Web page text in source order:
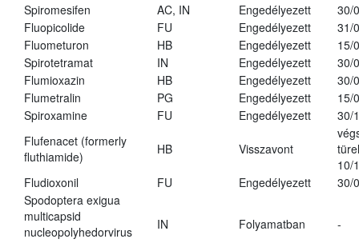
Spiromesifen
AC, IN Engedélyezett
30/
Fluopicolide
FU Engedélyezett
31/
Fluometuron
HB Engedélyezett
15/
Spirotetramat
IN Engedélyezett
30/
Flumioxazin
HB Engedélyezett
30/
Flumetralin
PG Engedélyezett
15/
Spiroxamine
FU Engedélyezett
30/
Flufenacet (formerly
fluthiamide)
HB Visszavont
10/
Fludioxonil
FU Engedélyezett
30/
Spodoptera exigua
multicapsid
nucleopolyhedorvirus
IN Folyamatban -